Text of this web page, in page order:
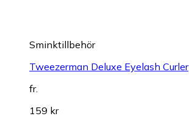
Sminktillbehör
Tweezerman Deluxe Eyelash Curler
fr.
159 kr